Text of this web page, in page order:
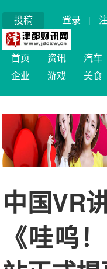
投稿 登录 |
首页 资讯 汽车
企业
游戏 美食
中国VR
《哇呜